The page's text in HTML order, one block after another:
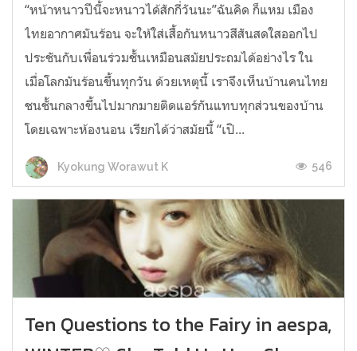
“หน้าหนาวปีนี้จะหนาวได้สักกี่วันนะ”ฉันคิด ก็แหม เมือง
ไทยอากาศมันร้อน จะให้ใส่เสื้อกันหนาวสีสันสดใสออกไป
ประชันกับเพื่อนร่วมชั้นเหมือนสมัยประถมได้อย่างไร ใน
เมื่อโลกมันร้อนขึ้นทุกวัน ด้วยเหตุนี้ เราจึงเห็นบ้านคนไทย
ชนชั้นกลางขึ้นไปมากมายติดแอร์กันแทบทุกส่วนของบ้าน
โดยเฉพาะห้องนอน เรียกได้ว่าสมัยนี้ “เปิ...
Kyokung Worawut K 546
Ten Questions to the Fairy in aespa,